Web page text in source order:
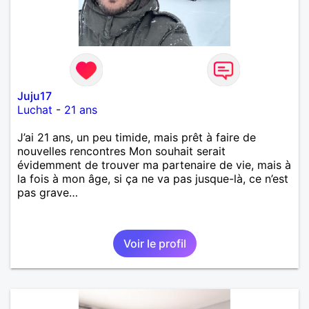
Juju17
Luchat - 21 ans
J’ai 21 ans, un peu timide, mais prêt à faire de
nouvelles rencontres Mon souhait serait
évidemment de trouver ma partenaire de vie, mais à
la fois à mon âge, si ça ne va pas jusque-là, ce n’est
pas grave…
Voir le profil